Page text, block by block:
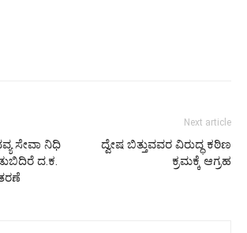
ಸೇವಾ ನಿಧಿ
ದ.ಕ.
Next article
ದ್ವೇಷ ಬಿತ್ತುವವರ ವಿರುದ್ಧ ಕಠಿಣ
ಕ್ರಮಕ್ಕೆ ಆಗ್ರಹ